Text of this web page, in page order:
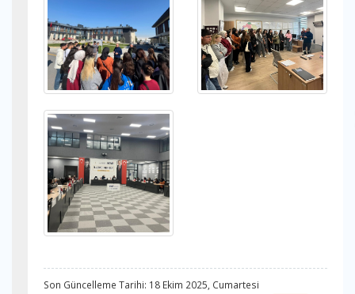
Son Güncelleme Tarihi: 18 Ekim 2025, Cumartesi